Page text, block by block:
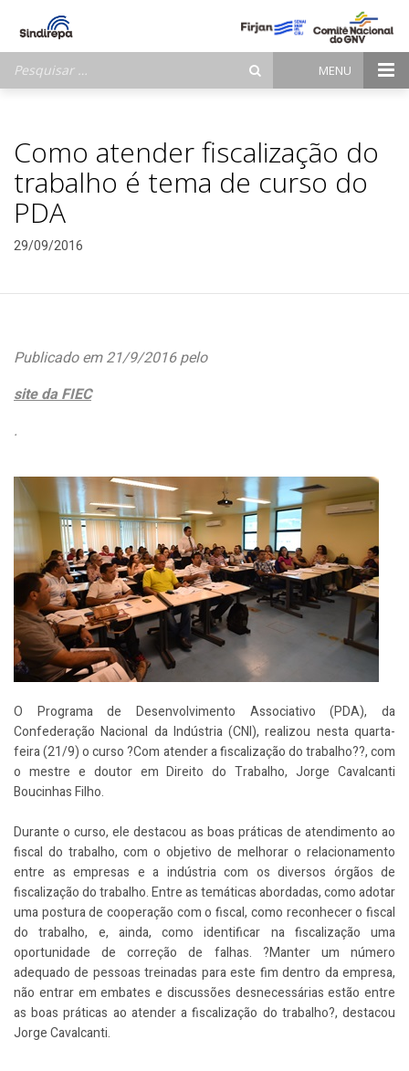
por:
MENU
Como atender fiscalização do
trabalho é tema de curso do
PDA
29/09/2016
Publicado em 21/9/2016 pelo
site da FIEC
.
O Programa de Desenvolvimento Associativo (PDA), da
Confederação Nacional da Indústria (CNI), realizou nesta quarta-
feira (21/9) o curso ?Com atender a fiscalização do trabalho??, com
o mestre e doutor em Direito do Trabalho, Jorge Cavalcanti
Boucinhas Filho.
Durante o curso, ele destacou as boas práticas de atendimento ao
fiscal do trabalho, com o objetivo de melhorar o relacionamento
entre as empresas e a indústria com os diversos órgãos de
fiscalização do trabalho. Entre as temáticas abordadas, como adotar
uma postura de cooperação com o fiscal, como reconhecer o fiscal
do trabalho, e, ainda, como identificar na fiscalização uma
oportunidade de correção de falhas. ?Manter um número
adequado de pessoas treinadas para este fim dentro da empresa,
não entrar em embates e discussões desnecessárias estão entre
as boas práticas ao atender a fiscalização do trabalho?, destacou
Jorge Cavalcanti.